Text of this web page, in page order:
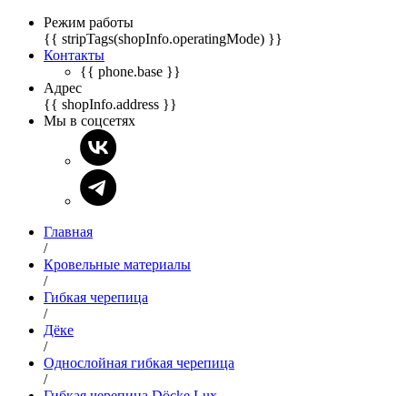
Режим работы
{{ stripTags(shopInfo.operatingMode) }}
Контакты
{{ phone.base }}
Адрес
{{ shopInfo.address }}
Мы в соцсетях
Главная
/
Кровельные материалы
/
Гибкая черепица
/
Дёке
/
Однослойная гибкая черепица
/